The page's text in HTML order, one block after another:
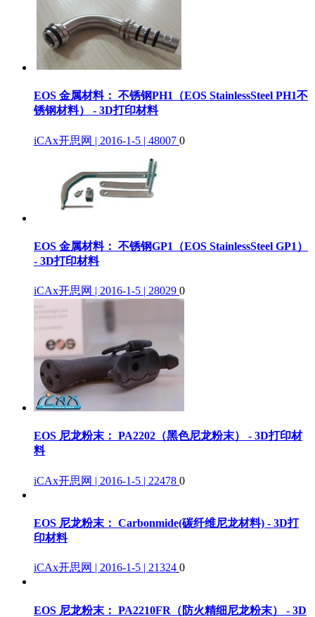
EOS 金属材料： 不锈钢PH1（EOS StainlessSteel PH1不
锈钢材料） - 3D打印材料
iCAx开思网 | 2016-1-5 | 48007 0
EOS 金属材料： 不锈钢GP1（EOS StainlessSteel GP1）
- 3D打印材料
iCAx开思网 | 2016-1-5 | 28029 0
EOS 尼龙粉末： PA2202（黑色尼龙粉末） - 3D打印材
料
iCAx开思网 | 2016-1-5 | 22478 0
EOS 尼龙粉末： Carbonmide(碳纤维尼龙材料) - 3D打
印材料
iCAx开思网 | 2016-1-5 | 21324 0
EOS 尼龙粉末： PA2210FR（防火精细尼龙粉末） - 3D